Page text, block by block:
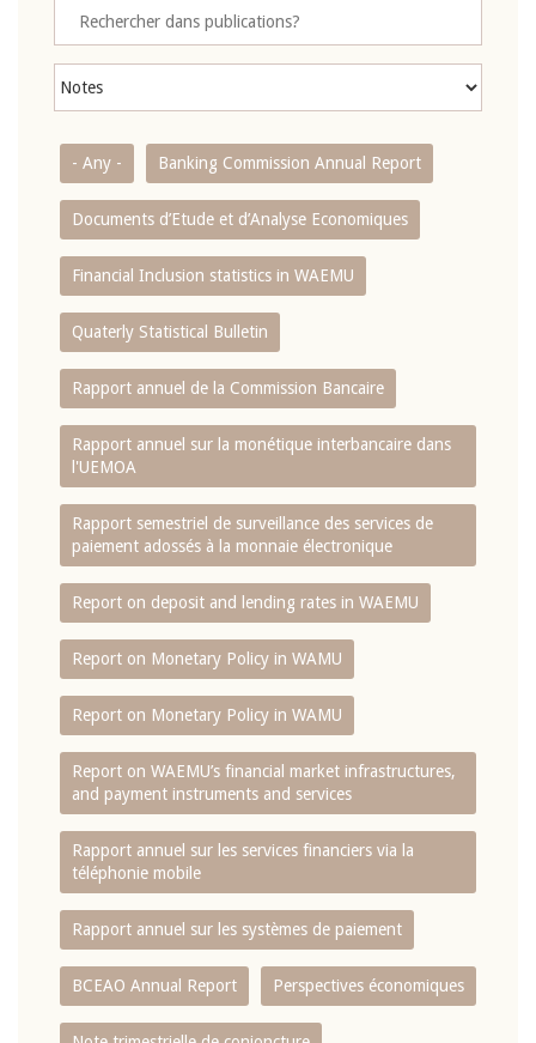
- Any - Banking Commission Annual Report
Documents d’Etude et d’Analyse Economiques
Financial Inclusion statistics in WAEMU
Quaterly Statistical Bulletin
Rapport annuel de la Commission Bancaire
Rapport annuel sur la monétique interbancaire dans
l'UEMOA
Rapport semestriel de surveillance des services de
paiement adossés à la monnaie électronique
Report on deposit and lending rates in WAEMU
Report on Monetary Policy in WAMU
Report on Monetary Policy in WAMU
Report on WAEMU’s financial market infrastructures,
and payment instruments and services
Rapport annuel sur les services financiers via la
téléphonie mobile
Rapport annuel sur les systèmes de paiement
BCEAO Annual Report Perspectives économiques